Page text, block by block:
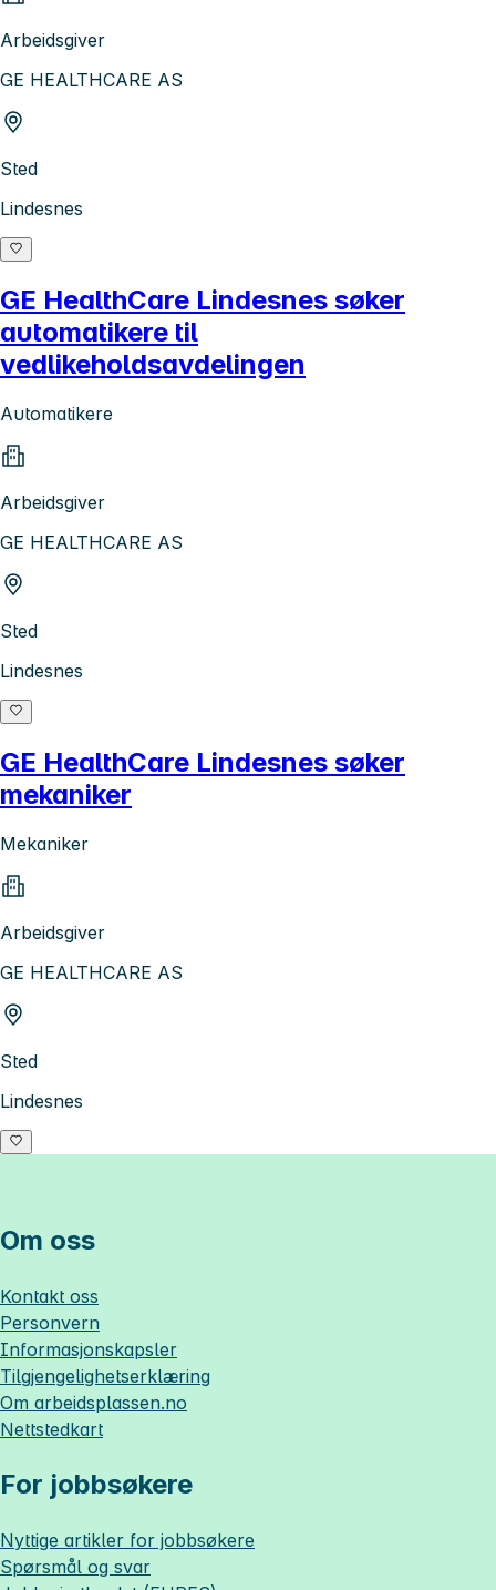
Arbeidsgiver
GE HEALTHCARE AS
Sted
Lindesnes
GE HealthCare Lindesnes søker
automatikere til
vedlikeholdsavdelingen
Automatikere
Arbeidsgiver
GE HEALTHCARE AS
Sted
Lindesnes
GE HealthCare Lindesnes søker
mekaniker
Mekaniker
Arbeidsgiver
GE HEALTHCARE AS
Sted
Lindesnes
Om oss
Kontakt oss
Personvern
Informasjonskapsler
Tilgjengelighetserklæring
Om arbeidsplassen.no
Nettstedkart
For jobbsøkere
Nyttige artikler for jobbsøkere
Spørsmål og svar